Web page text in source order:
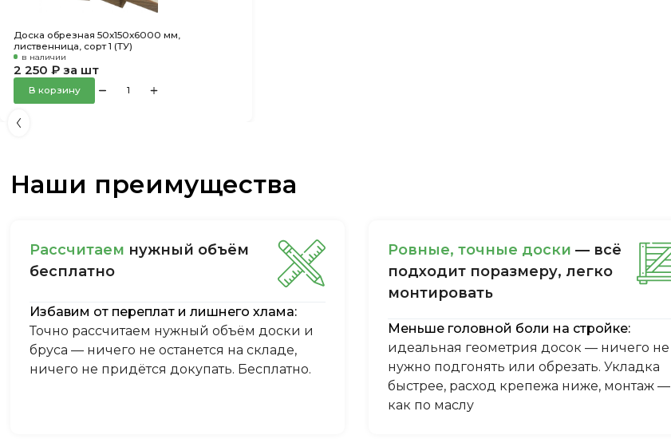
Доска обрезная 50х150х6000 мм,
лиственница, сорт 1 (ТУ)
в наличии
2 250 ₽ за шт
В корзину
Наши преимущества
Рассчитаем нужный объём
бесплатно
Избавим от переплат и лишнего хлама:
Точно рассчитаем нужный объём доски и
бруса — ничего не останется на складе,
ничего не придётся докупать. Бесплатно.
Ровные, точные доски — всё
подходит поразмеру, легкo
монтировать
Меньше головной боли на стройке:
идеальная геометрия досок — ничего не
нужно подгонять или обрезать. Укладка
быстрее, расход крепежа ниже, монтаж —
как по маслу